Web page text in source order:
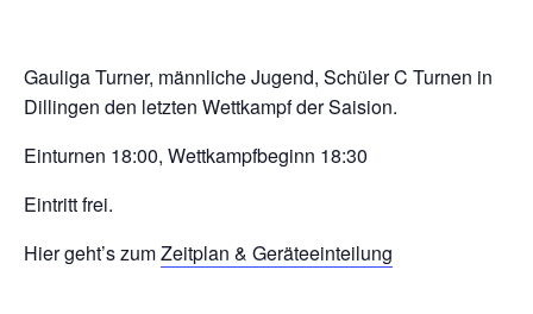
Gauliga Turner, männliche Jugend, Schüler C Turnen in
Dillingen den letzten Wettkampf der Saision.
Einturnen 18:00, Wettkampfbeginn 18:30
Eintritt frei.
Hier geht’s zumZeitplan & Geräteeinteilung